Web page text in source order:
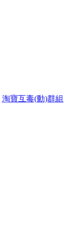
淘寶互毒(動)群組